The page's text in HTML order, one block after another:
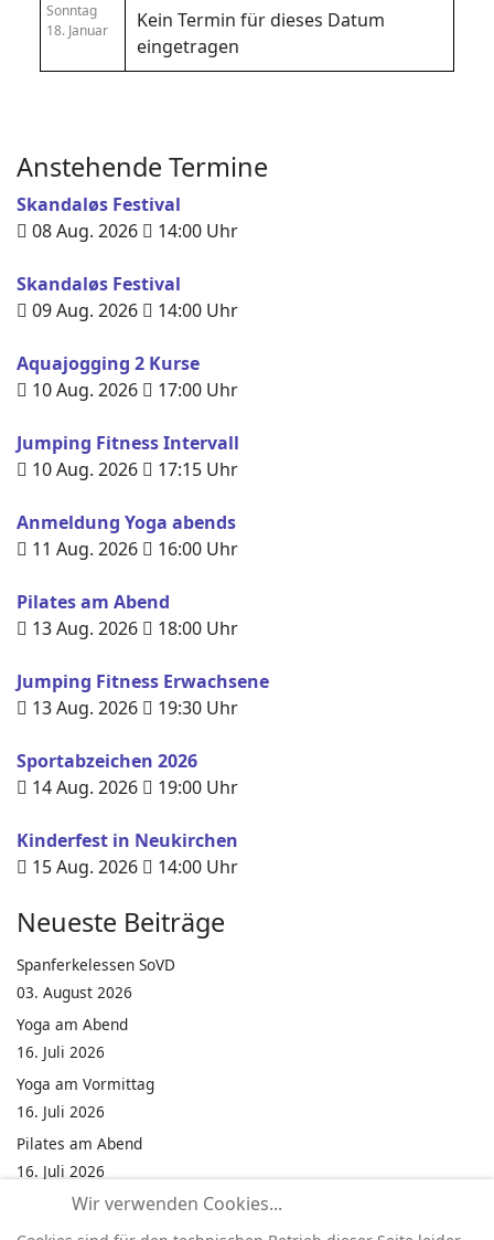
Sonntag
18. Januar
Kein Termin für dieses Datum
eingetragen
Anstehende Termine
Skandaløs Festival
08 Aug. 2026
14:00 Uhr
Skandaløs Festival
09 Aug. 2026
14:00 Uhr
Aquajogging 2 Kurse
10 Aug. 2026
17:00 Uhr
Jumping Fitness Intervall
10 Aug. 2026
17:15 Uhr
Anmeldung Yoga abends
11 Aug. 2026
16:00 Uhr
Pilates am Abend
13 Aug. 2026
18:00 Uhr
Jumping Fitness Erwachsene
13 Aug. 2026
19:30 Uhr
Sportabzeichen 2026
14 Aug. 2026
19:00 Uhr
Kinderfest in Neukirchen
15 Aug. 2026
14:00 Uhr
Neueste Beiträge
Spanferkelessen SoVD
03. August 2026
Yoga am Abend
16. Juli 2026
Yoga am Vormittag
16. Juli 2026
Pilates am Abend
16. Juli 2026
Jumping Fitness Intervall
16. Juli 2026
Wir verwenden Cookies...